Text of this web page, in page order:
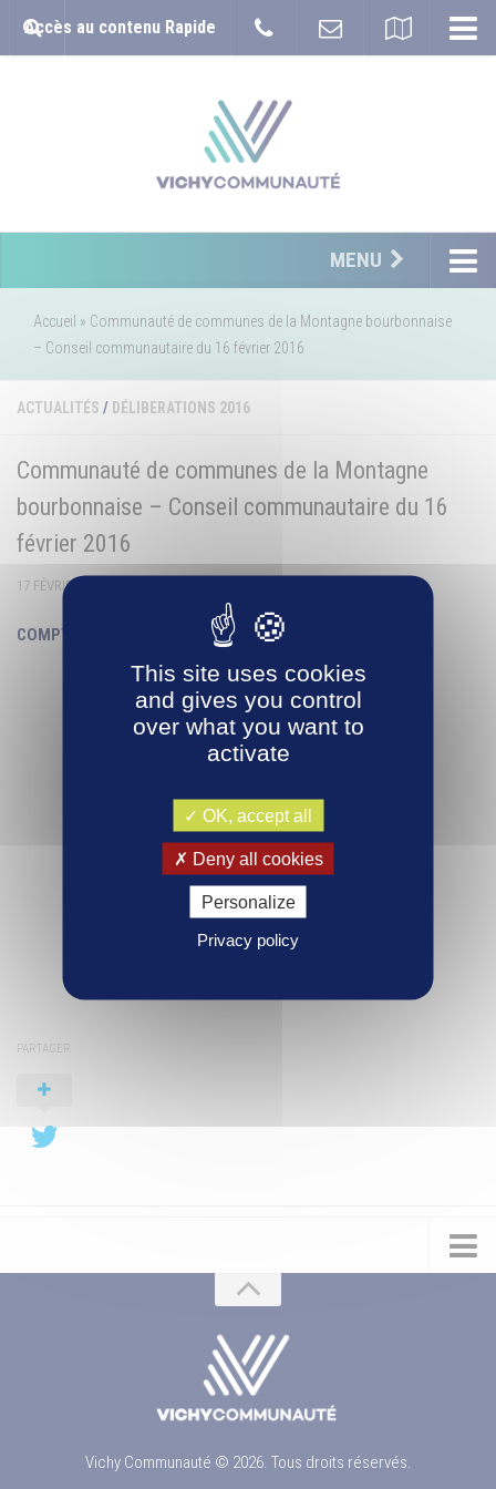
Accès au contenu Rapide
MENU
Accueil » Communauté de communes de la Montagne bourbonnaise
– Conseil communautaire du 16 février 2016
ACTUALITÉS / DÉLIBERATIONS 2016
Communauté de communes de la Montagne
bourbonnaise – Conseil communautaire du 16
février 2016
17 FÉVRIER 2016
COMPTE-RENDU
PARTAGER
Vichy Communauté © 2026. Tous droits réservés.
This site uses cookies
and gives you control
over what you want to
activate
OK, accept all
Deny all cookies
Personalize
Privacy policy